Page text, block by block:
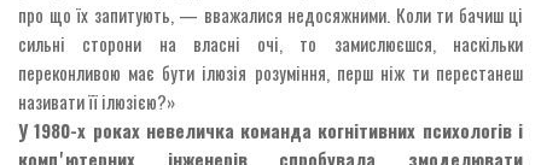
про що їх запитують, — вважалися недосяжними. Коли ти бачиш ці
сильні сторони на власні очі, то замислюєшся, наскільки
переконливою має бути ілюзія розуміння, перш ніж ти перестанеш
називати її ілюзією?»
У 1980-х роках невеличка команда когнітивних психологів і
компʼютерних інженерів спробувала змоделювати